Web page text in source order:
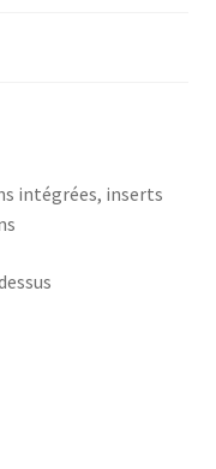
intégrées, inserts